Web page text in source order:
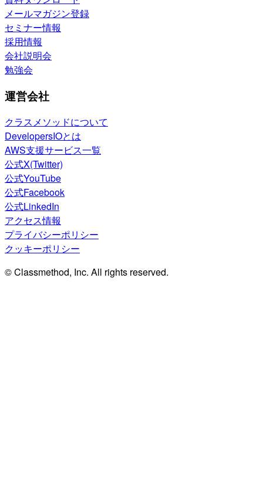
メールマガジン登録
セミナー情報
採用情報
会社説明会
勉強会
運営会社
クラスメソッドについて
DevelopersIOとは
AWS支援サービス一覧
公式X(Twitter)
公式YouTube
公式Facebook
公式LinkedIn
アクセス情報
プライバシーポリシー
クッキーポリシー
© Classmethod, Inc. All rights reserved.